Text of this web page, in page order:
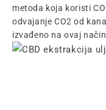
metoda koja koristi
odvajanje CO2 od
izvađeno na ovaj